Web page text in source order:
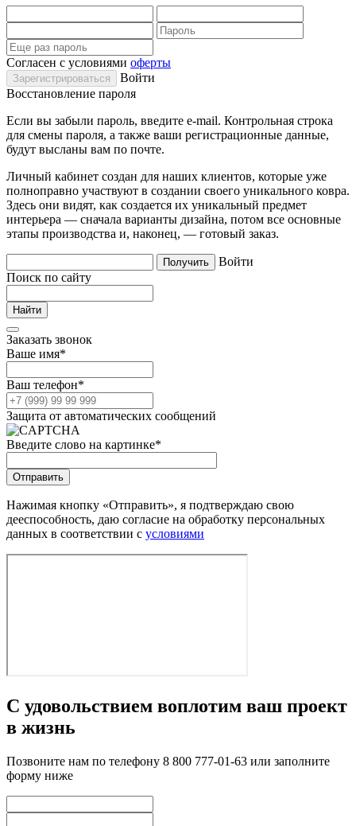
Согласен с условиями оферты
Войти
Восстановление пароля
Если вы забыли пароль, введите e-mail. Контрольная строка
для смены пароля, а также ваши регистрационные данные,
будут высланы вам по почте.
Личный кабинет создан для наших клиентов, которые уже
полноправно участвуют в создании своего уникального ковра.
Здесь они видят, как создается их уникальный предмет
интерьера — сначала варианты дизайна, потом все основные
этапы производства и, наконец, — готовый заказ.
Войти
Поиск по сайту
Заказать звонок
Ваше имя*
Ваш телефон*
Защита от автоматических сообщений
Введите слово на картинке*
Нажимая кнопку «Отправить», я подтверждаю свою
дееспособность, даю согласие на обработку персональных
данных в соответствии с условиями
С удовольствием воплотим ваш проект
в жизнь
Позвоните нам по телефону 8 800 777-01-63 или заполните
форму ниже